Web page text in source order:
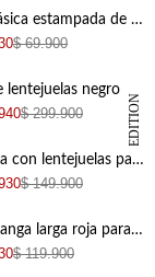
Camiseta básica estampada de silueta amplia para hombre
$ 69.900
SPECIAL EDITION
Cover up de lentejuelas negro para mujer
$ 299.900
Short en tela con lentejuelas para mujer
$ 149.900
Camiseta manga larga roja para hombre
$ 119.900